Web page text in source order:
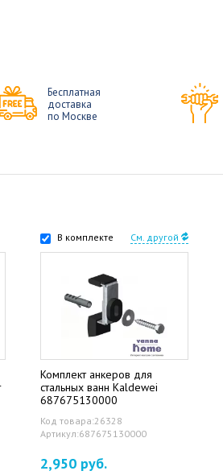
Бесплатная
доставка
по Москве
В комплекте См. другой
Комплект анкеров для
стальных ванн Kaldewei
687675130000
Код товара:26328
Артикул:687675130000
2,950 руб.